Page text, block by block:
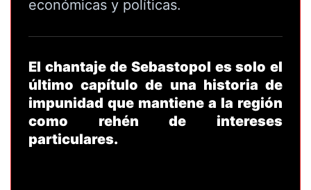
TE PUEDE INTERESAR
Inauguran unidad deportiva
económicas y políticas.
El chantaje de Sebastopol es solo el
último capítulo de una historia de
impunidad que mantiene a la región
como rehén de intereses
particulares.